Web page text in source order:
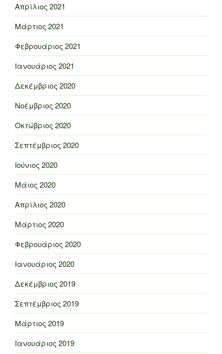
Απρίλιος 2021
Μάρτιος 2021
Φεβρουάριος 2021
Ιανουάριος 2021
Δεκέμβριος 2020
Νοέμβριος 2020
Οκτώβριος 2020
Σεπτέμβριος 2020
Ιούνιος 2020
Μάιος 2020
Απρίλιος 2020
Μάρτιος 2020
Φεβρουάριος 2020
Ιανουάριος 2020
Δεκέμβριος 2019
Σεπτέμβριος 2019
Μάρτιος 2019
Ιανουάριος 2019